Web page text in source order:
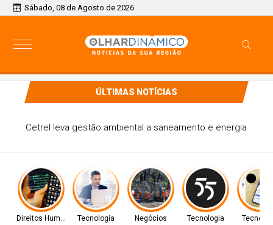
Sábado, 08 de Agosto de 2026
ÚLTIMAS NOTÍCIAS
Cetrel leva gestão ambiental a saneamento e energia
Direitos Humanos Tecnologia Negócios Tecnologia